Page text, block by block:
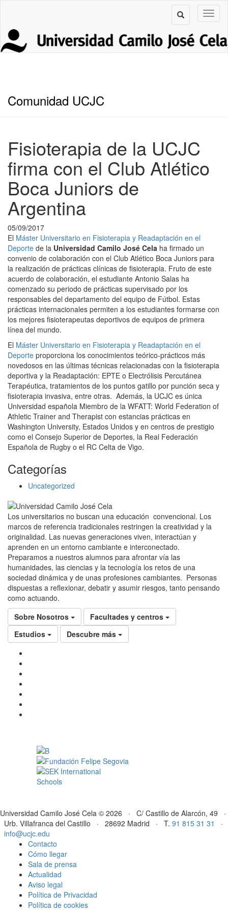
Comunidad UCJC
Fisioterapia de la UCJC
firma con el Club Atlético
Boca Juniors de
Argentina
05/09/2017
El Máster Universitario en Fisioterapia y Readaptación en el
Deporte de la Universidad Camilo José Cela ha firmado un
convenio de colaboración con el Club Atlético Boca Juniors para
la realización de prácticas clínicas de fisioterapia. Fruto de este
acuerdo de colaboración, el estudiante Antonio Salas ha
comenzado su periodo de prácticas supervisado por los
responsables del departamento del equipo de Fútbol. Estas
prácticas internacionales permiten a los estudiantes formarse con
los mejores fisioterapeutas deportivos de equipos de primera
línea del mundo.
El Máster Universitario en Fisioterapia y Readaptación en el
Deporte proporciona los conocimientos teórico-prácticos más
novedosos en las últimas técnicas relacionadas con la fisioterapia
deportiva y la Readaptación: EPTE o Electrólisis Percutánea
Terapéutica, tratamientos de los puntos gatillo por punción seca y
fisioterapia invasiva, entre otras. Además, la UCJC es única
Universidad española Miembro de la WFATT: World Federation of
Athletic Trainer and Therapist con estancias prácticas en
Washington University, Estados Unidos y en centros de prestigio
como el Consejo Superior de Deportes, la Real Federación
Española de Rugby o el RC Celta de Vigo.
Categorías
Uncategorized
Los universitarios no buscan una educación convencional. Los
marcos de referencia tradicionales restringen la creatividad y la
originalidad. Las nuevas generaciones viven, interactúan y
aprenden en un entorno cambiante e interconectado.
Preparamos a nuestros alumnos para afrontar vía las
humanidades, las ciencias y la tecnología los retos de una
sociedad dinámica y de unas profesiones cambiantes. Personas
dispuestas a reflexionar, debatir y asumir riesgos, tanto pensando
como actuando.
Sobre Nosotros
Facultades y centros
Estudios
Descubre más
Universidad Camilo José Cela © 2026 · C/ Castillo de Alarcón, 49 ·
Urb. Villafranca del Castillo · 28692 Madrid · T. 91 815 31 31
·
info@ucjc.edu
Contacto
Cómo llegar
Sala de prensa
Actualidad
Aviso legal
Política de Privacidad
Política de cookies